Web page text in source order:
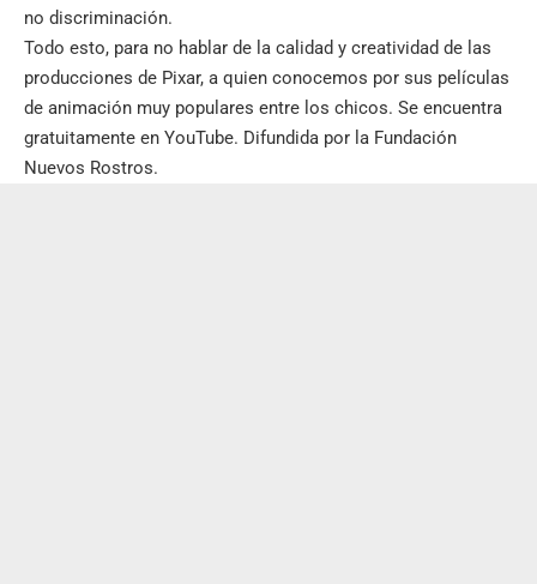
no discriminación.
Todo esto, para no hablar de la calidad y creatividad de las
producciones de Pixar, a quien conocemos por sus películas
de animación muy populares entre los chicos. Se encuentra
gratuitamente en YouTube. Difundida por la Fundación
Nuevos Rostros.